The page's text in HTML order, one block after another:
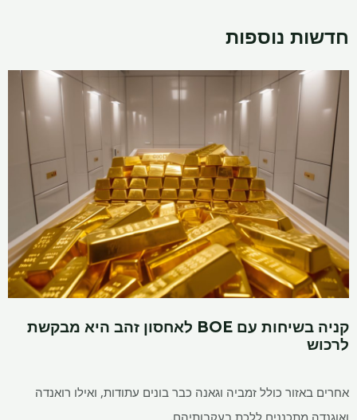
חדשות נוספות
קניה בשיחות עם BOE לאחסון זהב היא מבקשת
לרכוש
אחרים באזור כולל זמביה וגאנה כבר בונים עתודות, ואילו רואנדה